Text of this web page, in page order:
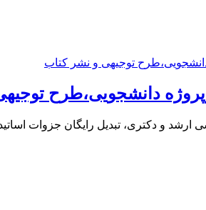
دانشجویی،طرح
ارشد و دکتری، تبدیل رایگان جزوات